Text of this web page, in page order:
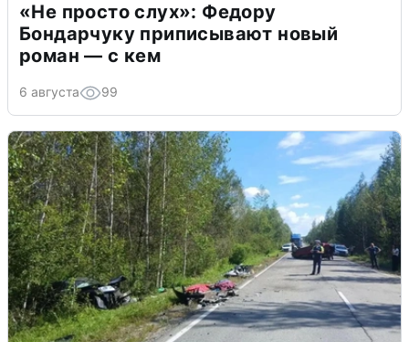
«Не просто слух»: Федору
Бондарчуку приписывают новый
роман — с кем
6 августа 99